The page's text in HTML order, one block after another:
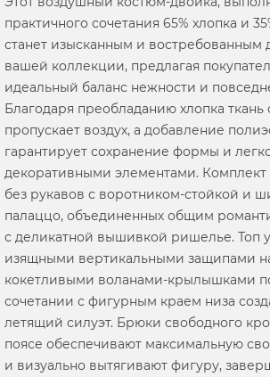
практичного сочетания 65% хлопка и
станет изысканным и востребованным
вашей коллекции, предлагая
идеальный баланс нежности и
Благодаря преобладанию хлопка ткань
пропускает воздух, а добавление
гарантирует сохранение формы и
декоративными элементами. Комплект
без рукавов с воротником-стойкой и
палаццо, объединенных общим
с деликатной вышивкой ришелье. Топ
изящными вертикальными защипами
кокетливыми воланами-крылышками
сочетании с фигурным краем низа
летящий силуэт. Брюки свободного
поясе обеспечивают максимальную
и визуально вытягивают фигуру,